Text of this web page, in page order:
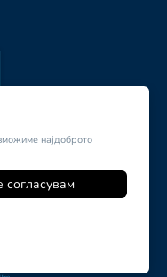
најдоброто
согласувам